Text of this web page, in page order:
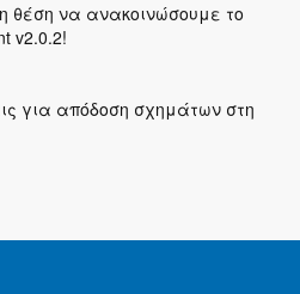
θέση να ανακοινώσουμε το
v2.0.2!
για απόδοση σχημάτων στη